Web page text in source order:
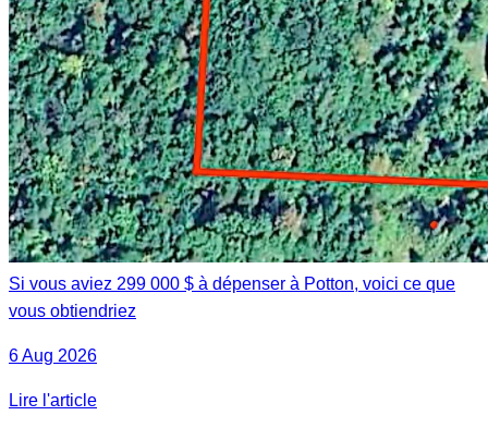
Si vous aviez 299 000 $ à dépenser à Potton, voici ce que
vous obtiendriez
6 Aug 2026
Lire l'article